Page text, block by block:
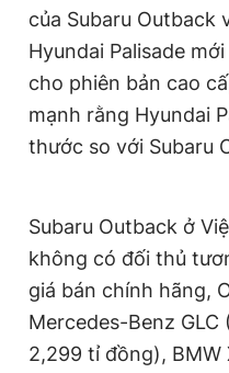
Giấy phép xuất bản số 110/
© 2003-2026 Bản quyền
chép dưới mọi hình thức nếu
bản. Phát triển bởi ePi
của Subaru Outback
Hyundai Palisade
cho phiên bản cao
mạnh rằng Hyundai
thước so với Subaru
Subaru Outback ở
không có đối thủ
giá bán chính hãng,
Mercedes-Benz GLC
2,299 tỉ đồng), BMW